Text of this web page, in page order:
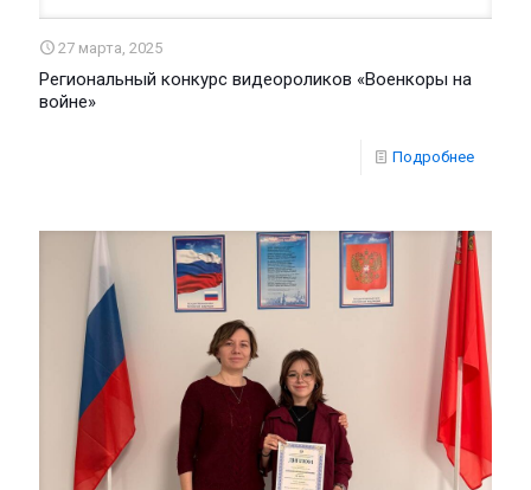
27 марта, 2025
Региональный конкурс видеороликов «Военкоры на
войне»
Подробнее